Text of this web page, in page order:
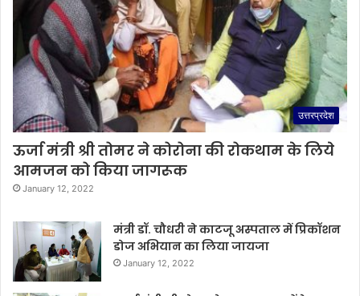
उत्तरप्रदेश
ऊर्जा मंत्री श्री तोमर ने कोरोना की रोकथाम के लिये
आमजन को किया जागरूक
January 12, 2022
मंत्री डॉ. चौधरी ने काटजू अस्पताल में प्रिकॉशन
डोज अभियान का लिया जायजा
January 12, 2022